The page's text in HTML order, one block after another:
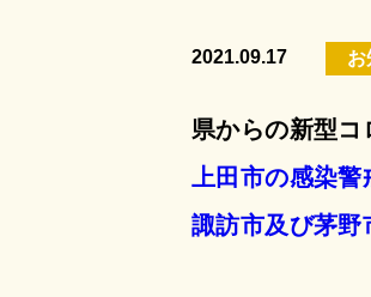
2021.09.17 お
県からの新型コ
上田市の感染
諏訪市及び茅